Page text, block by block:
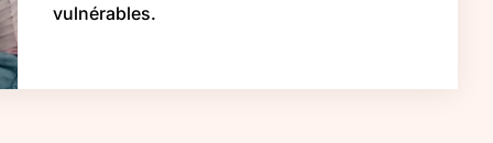
vulnérables.